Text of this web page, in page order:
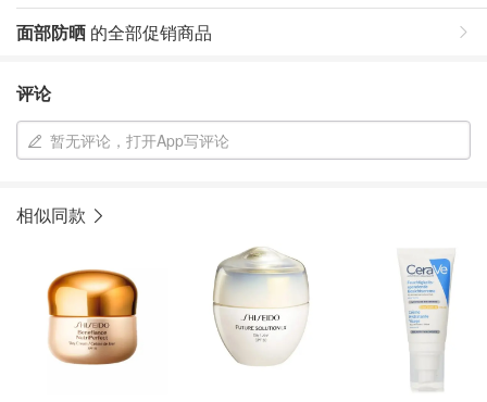
面部防晒 的全部促销商品
评论
暂无评论，打开App写评论
相似同款